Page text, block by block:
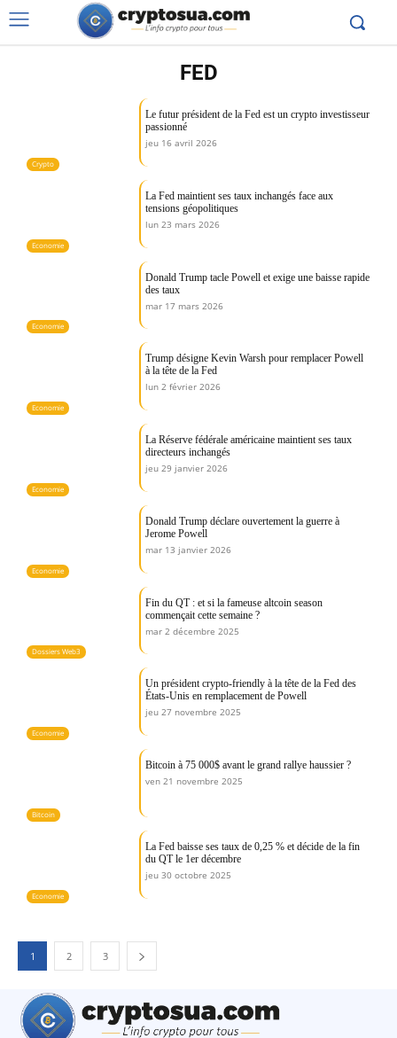
FED
Crypto
Le futur président de la Fed est un crypto investisseur
passionné
jeu 16 avril 2026
Economie
La Fed maintient ses taux inchangés face aux
tensions géopolitiques
lun 23 mars 2026
Economie
Donald Trump tacle Powell et exige une baisse rapide
des taux
mar 17 mars 2026
Economie
Trump désigne Kevin Warsh pour remplacer Powell
à la tête de la Fed
lun 2 février 2026
Economie
La Réserve fédérale américaine maintient ses taux
directeurs inchangés
jeu 29 janvier 2026
Economie
Donald Trump déclare ouvertement la guerre à
Jerome Powell
mar 13 janvier 2026
Dossiers Web3
Fin du QT : et si la fameuse altcoin season
commençait cette semaine ?
mar 2 décembre 2025
Economie
Un président crypto-friendly à la tête de la Fed des
États-Unis en remplacement de Powell
jeu 27 novembre 2025
Bitcoin
Bitcoin à 75 000$ avant le grand rallye haussier ?
ven 21 novembre 2025
Economie
La Fed baisse ses taux de 0,25 % et décide de la fin
du QT le 1er décembre
jeu 30 octobre 2025
1 2 3